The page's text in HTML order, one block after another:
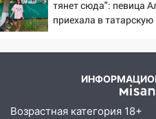
отправили в колонию
09:52
Диана
тянет сюда": певица
приехала в татарскую
Возрастная категория 18+